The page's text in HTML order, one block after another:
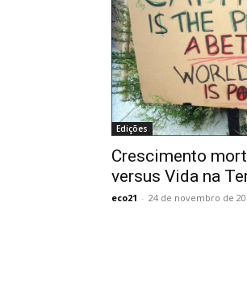
Edições
Crescimento
versus Vida na
eco21 - 24 de novembro de